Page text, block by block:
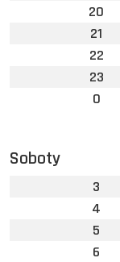
20
21
22
23
0
Soboty
3
4
5
6